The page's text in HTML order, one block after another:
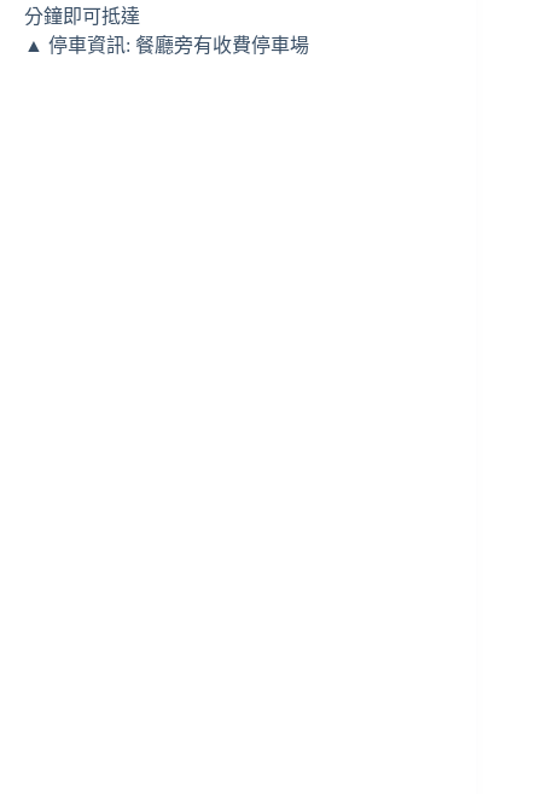
分鐘即可抵達
▲ 停車資訊: 餐廳旁有收費停車場